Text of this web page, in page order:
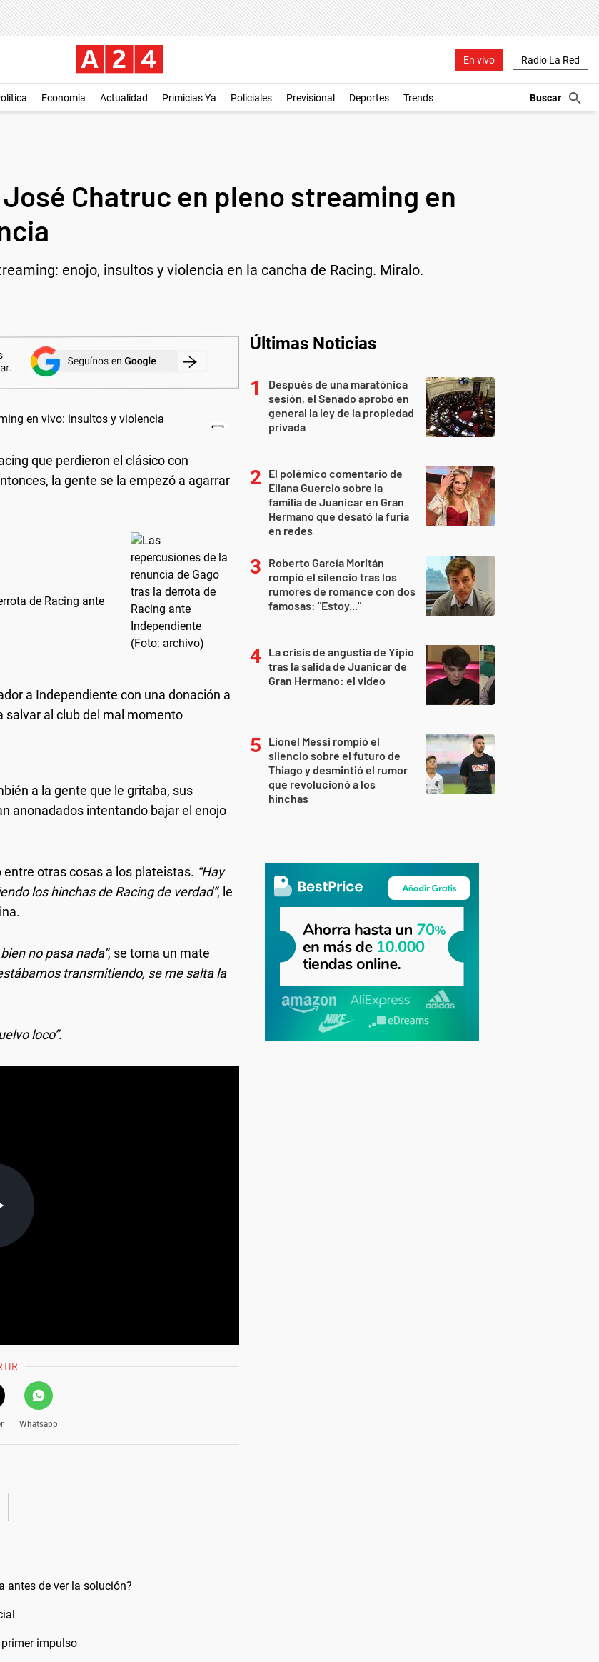
En vivo Radio La Red
Economía Actualidad Primicias Ya Policiales Previsional Deportes Trends
Chatruc en pleno streaming en
enojo, insultos y violencia en la cancha de Racing. Miralo.
que perdieron el clásico con
la gente se la empezó a agarrar
de Racing ante
a Independiente con una donación a
salvar al club del mal momento
a la gente que le gritaba, sus
anonadados intentando bajar el enojo
entre otras cosas a los plateistas. “Hay
los hinchas de Racing de verdad”, le
no pasa nada”, se toma un mate
transmitiendo, se me salta la
loco”.
Whatsapp
antes de ver la solución?
impulso
Últimas Noticias
Después de una maratónica
sesión, el Senado aprobó en
general la ley de la propiedad
privada
El polémico comentario de
Eliana Guercio sobre la
familia de Juanicar en Gran
Hermano que desató la furia
en redes
Roberto García Moritán
rompió el silencio tras los
rumores de romance con dos
famosas: "Estoy..."
La crisis de angustia de Yipio
tras la salida de Juanicar de
Gran Hermano: el video
Lionel Messi rompió el
silencio sobre el futuro de
Thiago y desmintió el rumor
que revolucionó a los
hinchas